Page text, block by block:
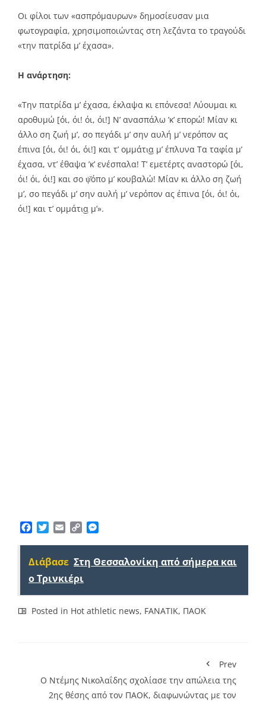
Οι φίλοι των «ασπρόμαυρων» δημοσίευσαν μια
φωτογραφία, χρησιμοποιώντας στη λεζάντα το τραγούδι
«την πατρίδα μ’ έχασα».
Η ανάρτηση:
«Την πατρίδα μ’ έχασα, έκλαψα κι επόνεσα! Λύουμαι κι
αροθυμώ [όι, όι! όι, όι!] Ν’ ανασπάλω ’κ’ επορώ! Μίαν κι
άλλο ση ζωή μ’, σο πεγάδι μ’ σην αυλή μ’ νερόπον ας
έπινα [όι, όι! όι, όι!] και τ’ ομμάτι͜α μ’ έπλυνα Τα ταφία μ’
έχασα, ντ’ έθαψα ’κ’ ενέσπαλα! Τ’ εμετέρτς αναστορώ [όι,
όι! όι, όι!] και σο ψ̌όπο μ’ κουβαλώ! Μίαν κι άλλο ση ζωή
μ’, σο πεγάδι μ’ σην αυλή μ’ νερόπον ας έπινα [όι, όι! όι,
όι!] και τ’ ομμάτι͜α μ’».
Facebook
TwitterEmailCopy
Διάβασε Στη Θεσσαλονίκη από σήμερα και
ο Τρινκιέρι
Posted in Hot athletic news, FANATIK, ΠΑΟΚ
Prev
Ο Ντέμης Νικολαΐδης σχολίασε την απώλεια της
2ης θέσης από τον ΠΑΟΚ, διαφωνώντας με τον